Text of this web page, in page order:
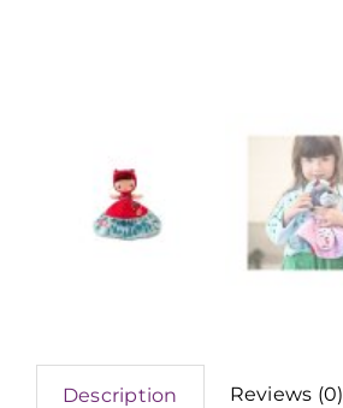
Description Reviews (0)